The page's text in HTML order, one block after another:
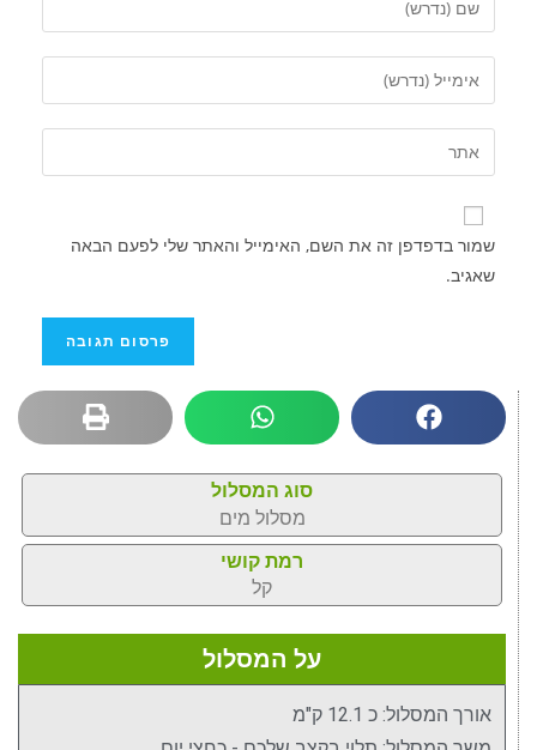
שמור בדפדפן זה את השם, האימייל והאתר שלי לפעם הבאה
שאגיב.
סוג המסלול
מסלול מים
רמת קושי
קל
על המסלול
אורך המסלול: כ 12.1 ק"מ